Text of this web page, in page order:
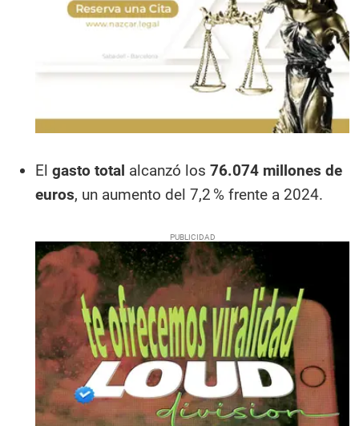
El gasto total alcanzó los 76.074 millones de
euros, un aumento del 7,2 % frente a 2024.